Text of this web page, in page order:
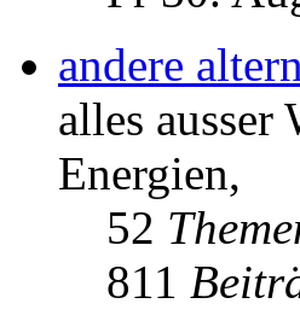
andere
alles
Energien,
52
811